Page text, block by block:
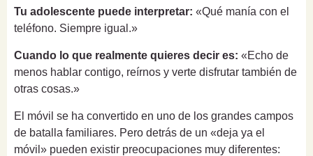
Tu adolescente puede interpretar: «Qué manía con el
teléfono. Siempre igual.»
Cuando lo que realmente quieres decir es: «Echo de
menos hablar contigo, reírnos y verte disfrutar también de
otras cosas.»
El móvil se ha convertido en uno de los grandes campos
de batalla familiares. Pero detrás de un «deja ya el
móvil» pueden existir preocupaciones muy diferentes: